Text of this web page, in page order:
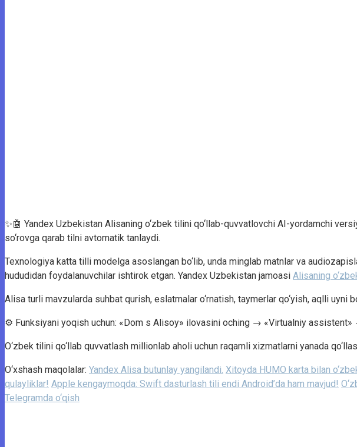
✨🤖 Yandex Uzbekistan Alisaning o‘zbek tilini qo‘llab-quvvatlovchi AI-yordamchi
so‘rovga qarab tilni avtomatik tanlaydi.
Texnologiya katta tilli modelga asoslangan bo‘lib, unda minglab matnlar va
hududidan foydalanuvchilar ishtirok etgan. Yandex Uzbekistan jamoasi Alisaning
Alisa turli mavzularda suhbat qurish, eslatmalar o‘rnatish, taymerlar qo‘yish, aqlli
⚙️ Funksiyani yoqish uchun: «Dom s Alisoy» ilovasini oching → «Virtualniy
O‘zbek tilini qo‘llab quvvatlash millionlab aholi uchun raqamli xizmatlarni yanada
O‘xshash maqolalar: Yandex Alisa butunlay yangilandi. Xitoyda HUMO karta bilan
qulayliklar! Apple kengaymoqda: Swift dasturlash tili endi Android’da ham mavjud!
Telegramda o‘qish